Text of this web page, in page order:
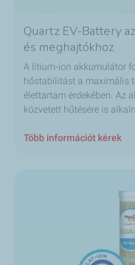
Quartz EV-Battery
és meghajtókhoz
A lítium-ion akkumulátor
hőstabilitást a maximális
élettartam érdekében. Az
közvetett hűtésére is
Több információt kérek